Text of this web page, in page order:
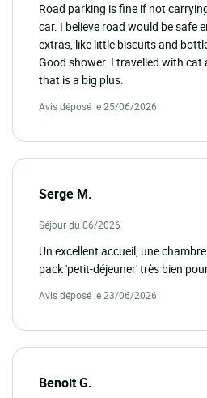
Road parking is fine if not
car. I believe road would be safe
extras, like little biscuits and
Good shower. I travelled with cat
that is a big plus.
Avis déposé le 25/06/2026
Serge M.
Séjour du 06/2026
Un excellent accueil, une
pack 'petit-déjeuner' très bien
Avis déposé le 23/06/2026
Benoit G.